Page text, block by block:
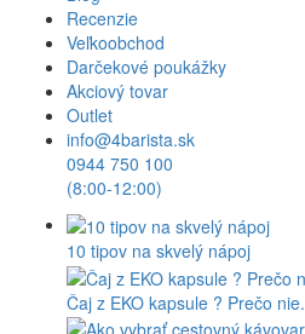
Recenzie
Veľkoobchod
Darčekové poukážky
Akciový tovar
Outlet
info@4barista.sk
0944 750 100
(8:00-12:00)
10 tipov na skvelý nápoj
Čaj z EKO kapsule ? Prečo nie.